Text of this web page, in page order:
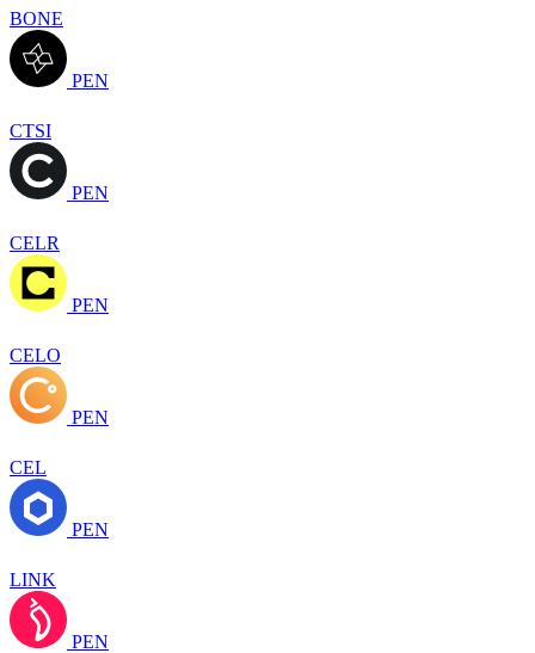
BONE
PEN
CTSI
PEN
CELR
PEN
CELO
PEN
CEL
PEN
LINK
PEN